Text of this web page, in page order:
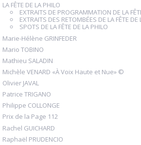
LA FÊTE DE LA PHILO
EXTRAITS DE PROGRAMMATION DE LA
EXTRAITS DES RETOMBÉES DE LA FÊTE DE
SPOTS DE LA FÊTE DE LA PHILO
Marie-Hélène GRINFEDER
Mario TOBINO
Mathieu SALADIN
Michèle VENARD «À Voix Haute et Nue» ©
Olivier JAVAL
Patrice TRIGANO
Philippe COLLONGE
Prix de la Page 112
Rachel GUICHARD
Raphaël PRUDENCIO